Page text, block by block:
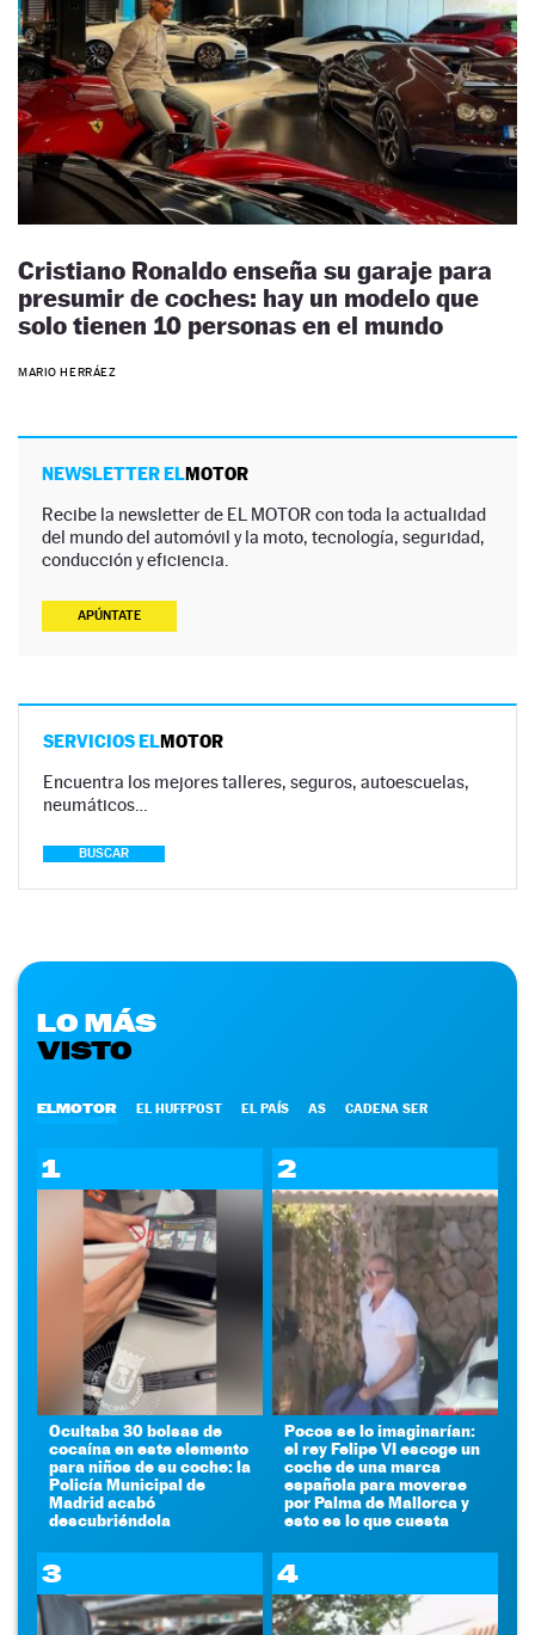
Cristiano Ronaldo enseña su garaje para
presumir de coches: hay un modelo que
solo tienen 10 personas en el mundo
MARIO HERRÁEZ
NEWSLETTER ELMOTOR
Recibe la newsletter de EL MOTOR con toda la actualidad
del mundo del automóvil y la moto, tecnología, seguridad,
conducción y eficiencia.
APÚNTATE
SERVICIOS ELMOTOR
Encuentra los mejores talleres, seguros, autoescuelas,
neumáticos…
BUSCAR
LO MÁS
VISTO
ELMOTOR EL HUFFPOST EL PAÍS AS CADENA SER
1
Ocultaba 30 bolsas de
cocaína en este elemento
para niños de su coche: la
Policía Municipal de
Madrid acabó
descubriéndola
2
Pocos se lo imaginarían:
el rey Felipe VI escoge un
coche de una marca
española para moverse
por Palma de Mallorca y
esto es lo que cuesta
3 4